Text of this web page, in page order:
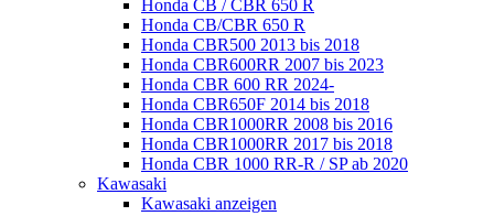
Honda CB / CBR 650 R
Honda CB/CBR 650 R
Honda CBR500 2013 bis 2018
Honda CBR600RR 2007 bis 2023
Honda CBR 600 RR 2024-
Honda CBR650F 2014 bis 2018
Honda CBR1000RR 2008 bis 2016
Honda CBR1000RR 2017 bis 2018
Honda CBR 1000 RR-R / SP ab 2020
Kawasaki
Kawasaki anzeigen